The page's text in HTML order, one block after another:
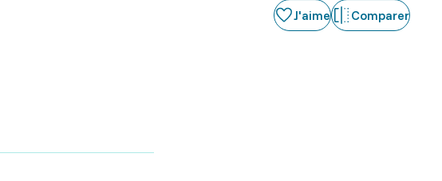
J'aime Comparer